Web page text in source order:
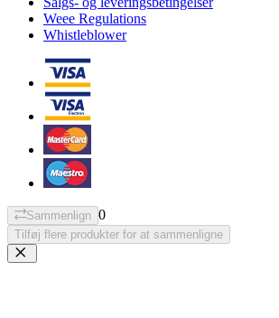
Weee Regulations
Whistleblower
Sammenlign 0
Tilføj flere produkter for at sammenligne